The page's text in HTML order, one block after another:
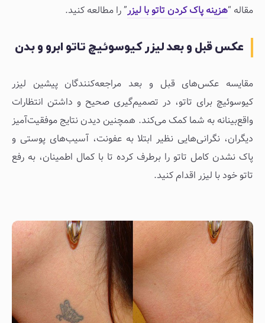
مقاله “هزینه پاک کردن تاتو با لیزر” را مطالعه کنید.
عکس قبل و بعد لیزر کیوسوئیچ تاتو ابرو و بدن
مقایسه عکس‌های قبل و بعد مراجعه‌کنندگان پیشین لیزر
کیوسوئیچ برای تاتو، در تصمیم‌گیری صحیح و داشتن انتظارات
واقع‌بینانه به شما کمک می‌کند. همچنین دیدن نتایج موفقیت‌آمیز
دیگران، نگرانی‌‌هایی نظیر ابتلا به عفونت، آسیب‌های پوستی و
پاک ‌نشدن کامل تاتو را برطرف کرده تا با کمال اطمینان، به رفع
تاتو خود با لیزر اقدام کنید.